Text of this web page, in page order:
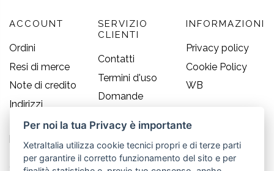
ACCOUNT
Ordini
Resi di merce
Note di credito
Indirizzi
Informazioni
personali
SERVIZIO
CLIENTI
Contatti
Termini d'uso
Domande
Guida alle
taglie
INFORMAZIONI
Privacy policy
Cookie Policy
WB
CONTATTI
Per noi la tua Privacy è importante
XetraItalia utilizza cookie tecnici propri e di terze parti
per garantire il corretto funzionamento del sito e per